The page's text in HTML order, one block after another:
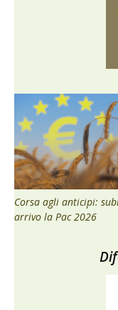
Corsa agli anticipi:
arrivo la Pac 2026